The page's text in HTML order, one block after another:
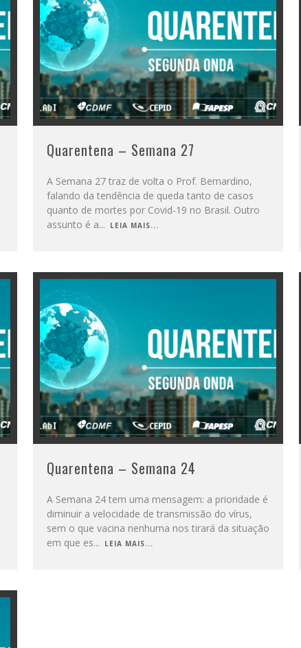
Quarentena – Semana 27
A Semana 27 traz de volta o Prof. Bernardino,
falando da tendência de queda tanto de casos
quanto de mortes por Covid-19 no Brasil. Outro
assunto é a... LEIA MAIS...
Quarentena – Semana 24
A Semana 24 tem uma mensagem: a prioridade é
diminuir a velocidade de transmissão do vírus,
sem o que vacina nenhuma nos tirará da situação
em que es... LEIA MAIS...